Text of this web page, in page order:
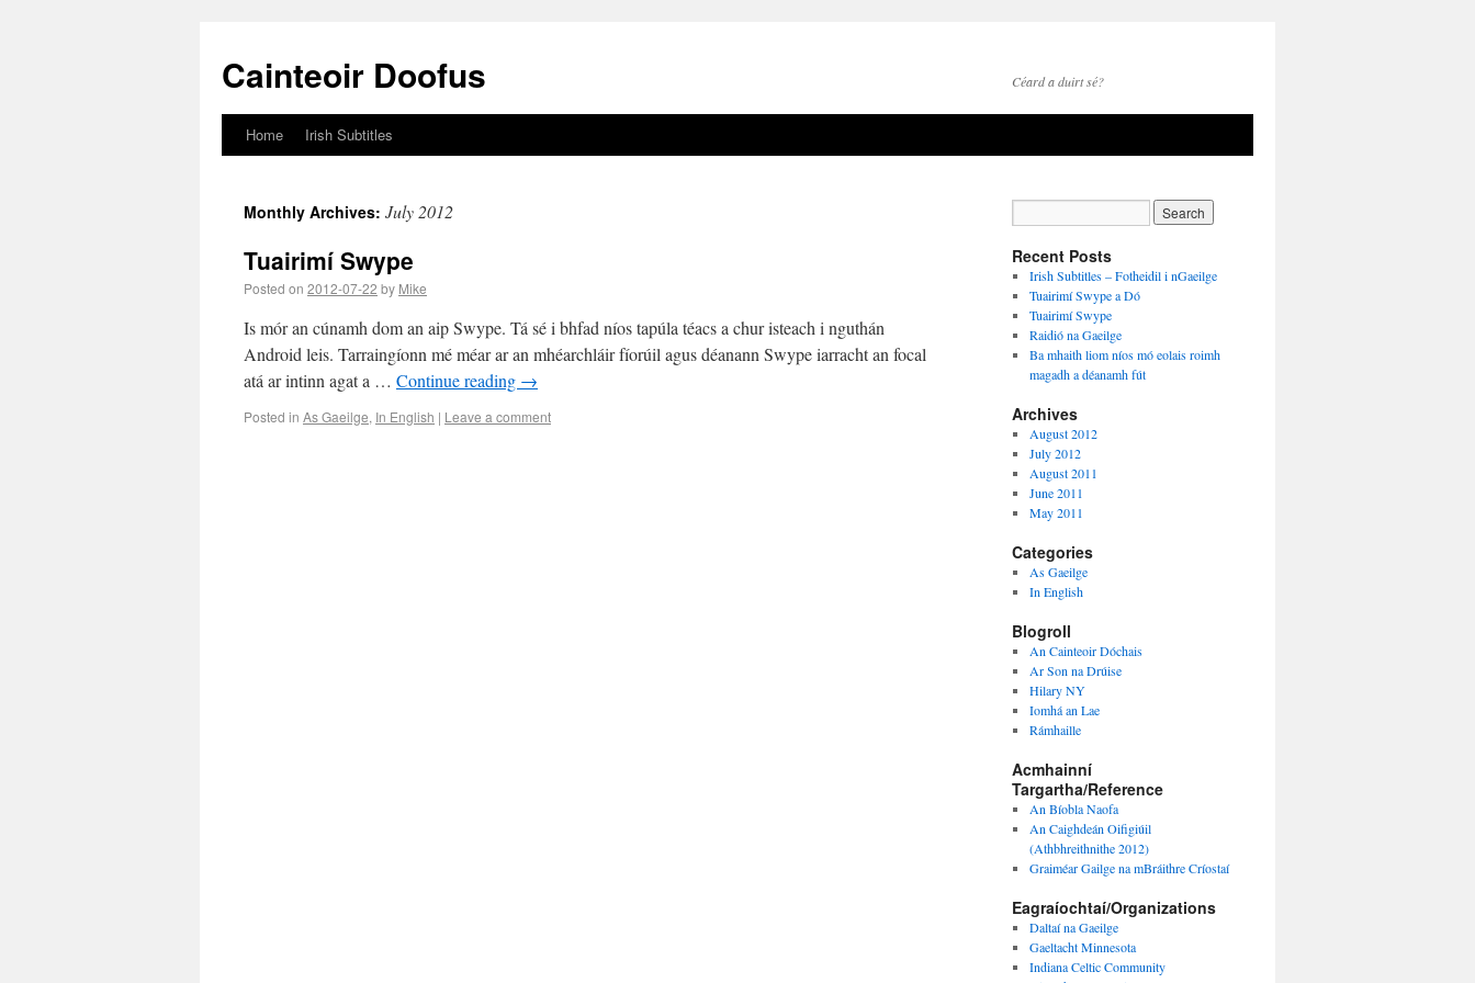
Cainteoir Doofus Céard a duirt sé?
Home Irish Subtitles
Monthly Archives: July 2012
Tuairimí Swype
Posted on 2012-07-22 by Mike
Is mór an cúnamh dom an aip Swype. Tá sé i bhfad níos tapúla téacs a chur isteach i nguthán
Android leis. Tarraingíonn mé méar ar an mhéarchláir fíorúil agus déanann Swype iarracht an focal
atá ar intinn agat a … Continue reading →
Posted in As Gaeilge, In English | Leave a comment
Recent Posts
Irish Subtitles – Fotheidil i nGaeilge
Tuairimí Swype a Dó
Tuairimí Swype
Raidió na Gaeilge
Ba mhaith liom níos mó eolais roimh
magadh a déanamh fút
Archives
August 2012
July 2012
August 2011
June 2011
May 2011
Categories
As Gaeilge
In English
Blogroll
An Cainteoir Dóchais
Ar Son na Drúise
Hilary NY
Iomhá an Lae
Rámhaille
Acmhainní
Targartha/Reference
An Bíobla Naofa
An Caighdeán Oifigiúil
(Athbhreithnithe 2012)
Graiméar Gailge na mBráithre Críostaí
Eagraíochtaí/Organizations
Daltaí na Gaeilge
Gaeltacht Minnesota
Indiana Celtic Community